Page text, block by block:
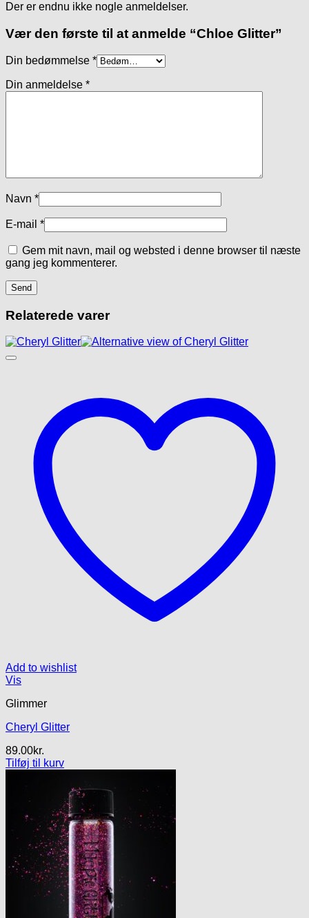
Der er endnu ikke nogle anmeldelser.
Vær den første til at anmelde “Chloe Glitter”
Din bedømmelse *
Din anmeldelse *
Navn *
E-mail *
Gem mit navn, mail og websted i denne browser til næste
gang jeg kommenterer.
Relaterede varer
Add to wishlist
Vis
Glimmer
Cheryl Glitter
89.00kr.
Tilføj til kurv